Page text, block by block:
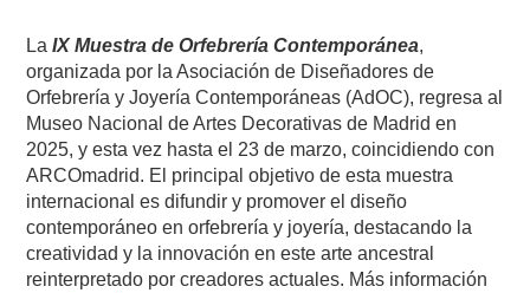
LaIX Muestra de Orfebrería Contemporánea,
organizada por la Asociación de Diseñadores de
Orfebrería y Joyería Contemporáneas (AdOC), regresa al
Museo Nacional de Artes Decorativas de Madrid en
2025, y esta vez hasta el 23 de marzo, coincidiendo con
ARCOmadrid. El principal objetivo de esta muestra
internacional es difundir y promover el diseño
contemporáneo en orfebrería y joyería, destacando la
creatividad y la innovación en este arte ancestral
reinterpretado por creadores actuales. Más información